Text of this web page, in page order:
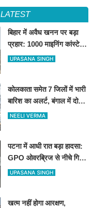
LATEST
बिहार में अवैध खनन पर बड़ा
प्रहार: 1000 माइनिंग कांस्टेबल
होंगे तैनात, लापरवाह अधिकारियों
UPASANA SINGH
कोलकाता समेत 7 जिलों में भारी
बारिश का अलर्ट, बंगाल में दोहरे
चक्रवात से बिगड़ा मौसम
NEELI VERMA
पटना में आधी रात बड़ा हादसा:
GPO ओवरब्रिज से नीचे गिरे
टेंपो सवार, चमत्कारिक रूप से
UPASANA SINGH
खत्म नहीं होगा आरक्षण,